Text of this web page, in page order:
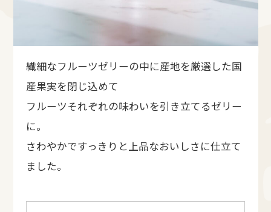
繊細なフルーツゼリーの中に産地を厳選した国
産果実を閉じ込めて
フルーツそれぞれの味わいを引き立てるゼリー
に。
さわやかですっきりと上品なおいしさに仕立て
ました。